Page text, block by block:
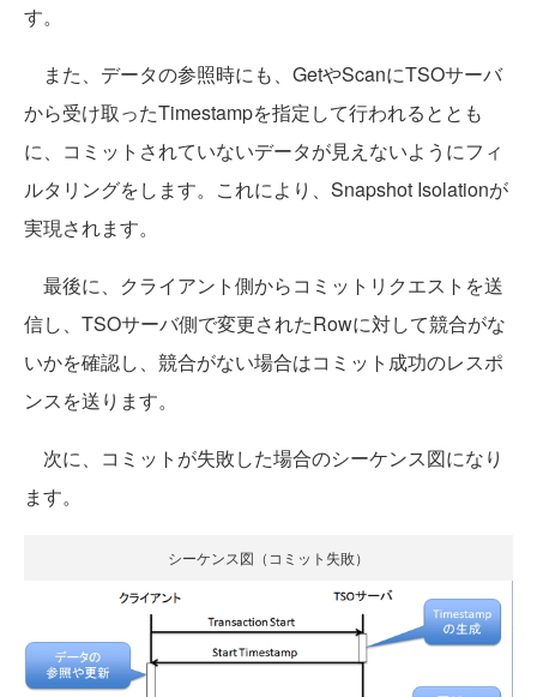
す。
また、データの参照時にも、GetやScanにTSOサーバ
から受け取ったTimestampを指定して行われるととも
に、コミットされていないデータが見えないようにフィ
ルタリングをします。これにより、Snapshot Isolationが
実現されます。
最後に、クライアント側からコミットリクエストを送
信し、TSOサーバ側で変更されたRowに対して競合がな
いかを確認し、競合がない場合はコミット成功のレスポ
ンスを送ります。
次に、コミットが失敗した場合のシーケンス図になり
ます。
シーケンス図（コミット失敗）